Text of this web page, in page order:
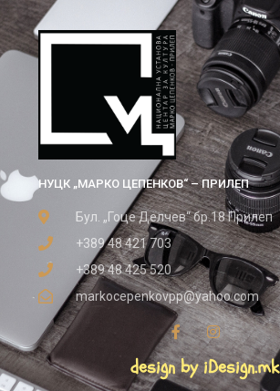
НУЦК „МАРКО ЦЕПЕНКОВ“ – ПРИЛЕП
Бул. „Гоце Делчев“ бр.18 Прилеп
+389 48 421 703
+389 48 425 520
markocepenkovpp@yahoo.com
design by iDesign.mk